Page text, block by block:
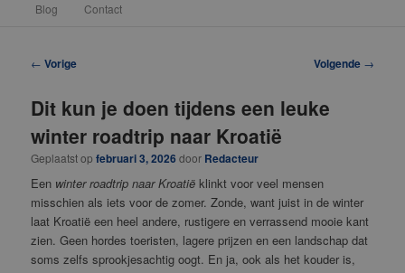
Blog Contact
Berichtnavigatie
← Vorige Volgende →
Dit kun je doen tijdens een leuke
winter roadtrip naar Kroatië
Geplaatst opfebruari 3, 2026 door Redacteur
Een winter roadtrip naar Kroatië klinkt voor veel mensen
misschien als iets voor de zomer. Zonde, want juist in de winter
laat Kroatië een heel andere, rustigere en verrassend mooie kant
zien. Geen hordes toeristen, lagere prijzen en een landschap dat
soms zelfs sprookjesachtig oogt. En ja, ook als het kouder is,